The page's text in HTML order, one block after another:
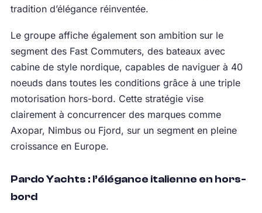
tradition d’élégance réinventée.
Le groupe affiche également son ambition sur le
segment des Fast Commuters, des bateaux avec
cabine de style nordique, capables de naviguer à 40
noeuds dans toutes les conditions grâce à une triple
motorisation hors-bord. Cette stratégie vise
clairement à concurrencer des marques comme
Axopar, Nimbus ou Fjord, sur un segment en pleine
croissance en Europe.
Pardo Yachts : l’élégance italienne en hors-
bord